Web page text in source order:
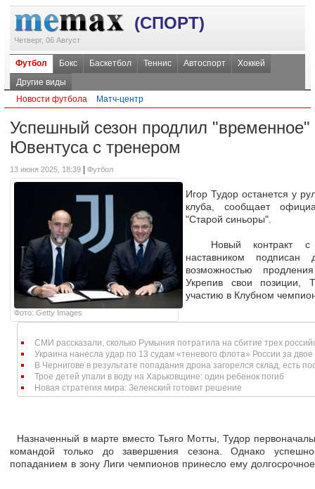
(СПОРТ)
Четверг, 06 Август
Футбол Бокс Баскетбол Теннис Автоспорт
Хоккей
Другие виды
Новости футбола
Матч-центр
Успешный сезон продлил "временное"
Ювентуса с тренером
13 июня 2025, 18:39 Футбол
Фото: Getty Images
Игор Тудор останется у
клуба, сообщает
"Старой синьоры".
Новый контракт с
наставником
возможностью
Укрепив свои позиции,
участию в Клубном
СМИ рассказали, сколько Румыния потратила на сбитие трех
Украина нанесла удар по 13 судам «теневого флота» России за двое
В Чернигове в результате попадания дрона загорелся склад, есть
Трое детей упали в воду на Харьковщине: один ребенок погиб
Новая стратегия мира: Зеленский готовит решение
Назначенный в марте вместо Тьяго Мотты, Тудор
командой только до завершения сезона. Однако
попаданием в зону Лиги чемпионов принесло ему